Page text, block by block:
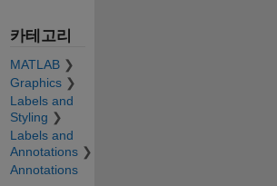
카테고리
MATLAB
Graphics
Labels and
Styling
Labels and
Annotations
Annotations